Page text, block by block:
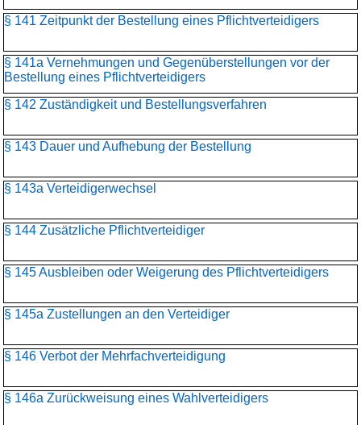
§ 141 Zeitpunkt der Bestellung eines Pflichtverteidigers
§ 141a Vernehmungen und Gegenüberstellungen vor der
Bestellung eines Pflichtverteidigers
§ 142 Zuständigkeit und Bestellungsverfahren
§ 143 Dauer und Aufhebung der Bestellung
§ 143a Verteidigerwechsel
§ 144 Zusätzliche Pflichtverteidiger
§ 145 Ausbleiben oder Weigerung des Pflichtverteidigers
§ 145a Zustellungen an den Verteidiger
§ 146 Verbot der Mehrfachverteidigung
§ 146a Zurückweisung eines Wahlverteidigers